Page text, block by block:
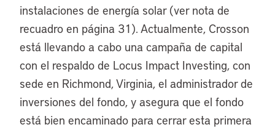
instalaciones de energía solar (ver nota de
recuadro en página 31). Actualmente, Crosson
está llevando a cabo una campaña de capital
con el respaldo de Locus Impact Investing, con
sede en Richmond, Virginia, el administrador de
inversiones del fondo, y asegura que el fondo
está bien encaminado para cerrar esta primera